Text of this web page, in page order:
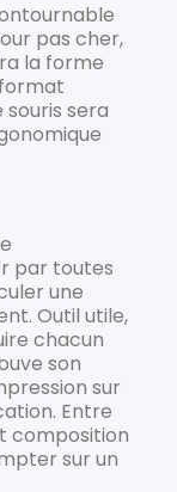
pas cher,
la forme
souris sera
par toutes
une
Outil utile,
chacun
son
sur
Entre
composition
sur un